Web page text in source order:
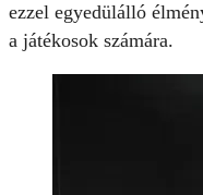
ezzel egyedülálló
a játékosok számára.